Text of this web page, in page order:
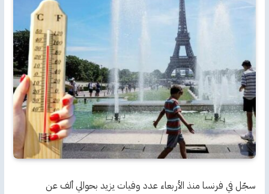
سجّل في فرنسا منذ الأربعاء عدد وفيات يزيد بحوالي ألف عن